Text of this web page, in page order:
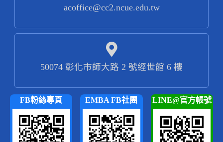
acoffice@cc2.ncue.edu.tw
50074 彰化市師大路 2 號經世館 6 樓
FB粉絲專頁 EMBA FB社團 LINE@官方帳號